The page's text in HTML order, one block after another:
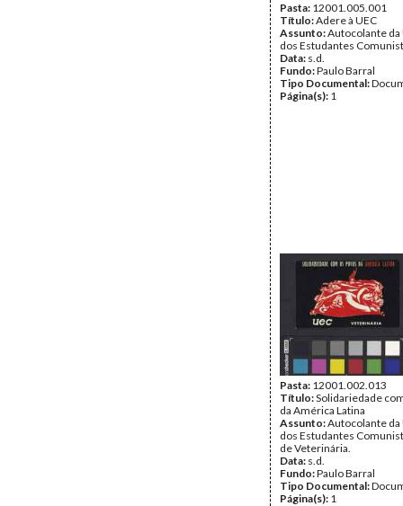
Pasta: 12001.005.001
Título:Adere à UEC
Assunto:Autocolante da
dos Estudantes
Data: s.d.
Fundo:Paulo Barral
Tipo Documental:
Página(s): 1
Pasta: 12001.002.013
Título:Solidariedade
da América Latina
Assunto:Autocolante da
dos Estudantes
de Veterinária.
Data: s.d.
Fundo:Paulo Barral
Tipo Documental:
Página(s): 1